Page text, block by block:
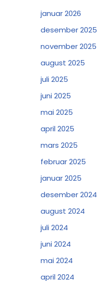
januar 2026
desember 2025
november 2025
august 2025
juli 2025
juni 2025
mai 2025
april 2025
mars 2025
februar 2025
januar 2025
desember 2024
august 2024
juli 2024
juni 2024
mai 2024
april 2024